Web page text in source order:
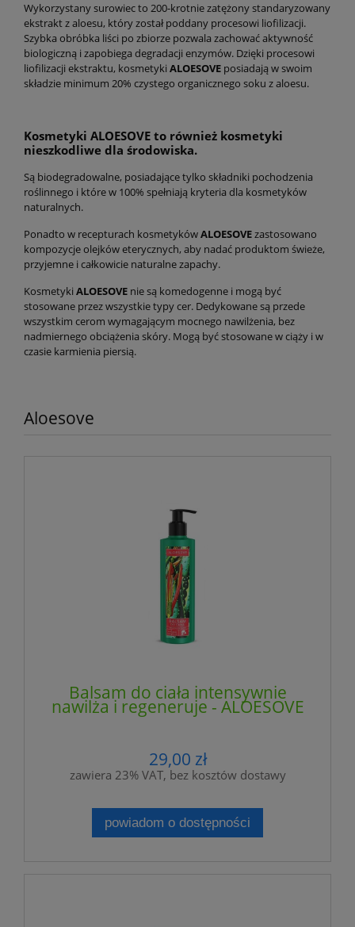
Wykorzystany surowiec to 200-krotnie zatężony standaryzowany
ekstrakt z aloesu, który został poddany procesowi liofilizacji.
Szybka obróbka liści po zbiorze pozwala zachować aktywność
biologiczną i zapobiega degradacji enzymów. Dzięki procesowi
liofilizacji ekstraktu, kosmetyki ALOESOVE posiadają w swoim
składzie minimum 20% czystego organicznego soku z aloesu.
Kosmetyki ALOESOVE to również kosmetyki
nieszkodliwe dla środowiska.
Są biodegradowalne, posiadające tylko składniki pochodzenia
roślinnego i które w 100% spełniają kryteria dla kosmetyków
naturalnych.
Ponadto w recepturach kosmetykówALOESOVEzastosowano
kompozycje olejków eterycznych, aby nadać produktom świeże,
przyjemne i całkowicie naturalne zapachy.
Kosmetyki ALOESOVE nie są komedogenne i mogą być
stosowane przez wszystkie typy cer. Dedykowane są przede
wszystkim cerom wymagającym mocnego nawilżenia, bez
nadmiernego obciążenia skóry. Mogą być stosowane w ciąży i w
czasie karmienia piersią.
Aloesove
Balsam do ciała intensywnie
nawilża i regeneruje - ALOESOVE
29,00 zł
zawiera 23% VAT, bez kosztów dostawy
powiadom o dostępności